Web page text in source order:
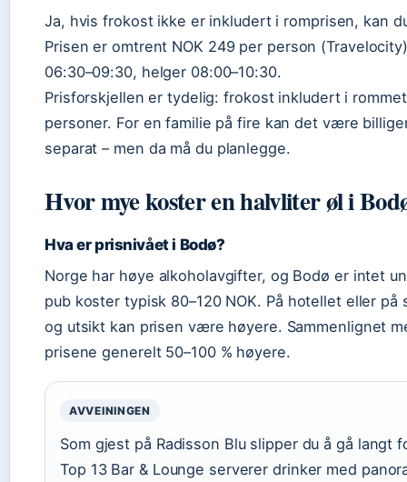
Ja, hvis frokost ikke er inkludert i romprisen, kan
Prisen er omtrent NOK 249 per person
06:30–09:30, helger 08:00–10:30.
Prisforskjellen er tydelig: frokost inkludert i
personer. For en familie på fire kan det være
separat – men da må du planlegge.
Hvor mye koster en halvliter øl i
Hva er prisnivået i Bodø?
Norge har høye alkoholavgifter, og Bodø er intet
pub koster typisk 80–120 NOK. På hotellet eller
og utsikt kan prisen være høyere. Sammenlignet
prisene generelt 50–100 % høyere.
AVVEININGEN
Som gjest på Radisson Blu slipper du å gå langt
Top 13 Bar & Lounge serverer drinker med